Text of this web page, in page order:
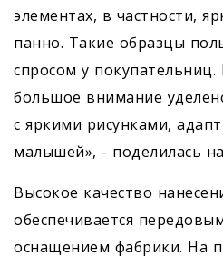
элементах, в частности,
панно. Такие образцы
спросом у покупательниц.
большое внимание
с яркими рисунками,
малышей», - поделилась
Высокое качество
обеспечивается
оснащением фабрики. На